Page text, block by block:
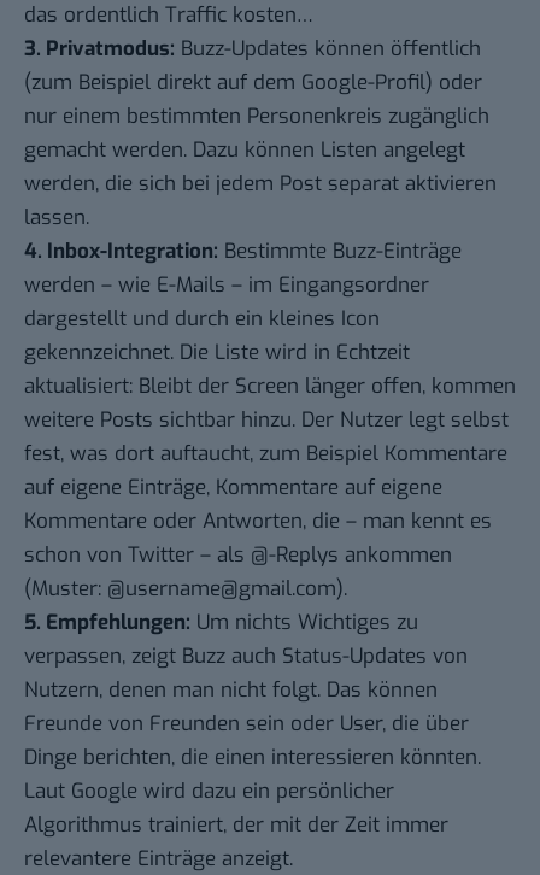
das ordentlich Traffic kosten…
3. Privatmodus: Buzz-Updates können öffentlich
(zum Beispiel direkt auf dem Google-Profil) oder
nur einem bestimmten Personenkreis zugänglich
gemacht werden. Dazu können Listen angelegt
werden, die sich bei jedem Post separat aktivieren
lassen.
4. Inbox-Integration: Bestimmte Buzz-Einträge
werden – wie E-Mails – im Eingangsordner
dargestellt und durch ein kleines Icon
gekennzeichnet. Die Liste wird in Echtzeit
aktualisiert: Bleibt der Screen länger offen, kommen
weitere Posts sichtbar hinzu. Der Nutzer legt selbst
fest, was dort auftaucht, zum Beispiel Kommentare
auf eigene Einträge, Kommentare auf eigene
Kommentare oder Antworten, die – man kennt es
schon von Twitter – als @-Replys ankommen
(Muster: @username@gmail.com).
5. Empfehlungen: Um nichts Wichtiges zu
verpassen, zeigt Buzz auch Status-Updates von
Nutzern, denen man nicht folgt. Das können
Freunde von Freunden sein oder User, die über
Dinge berichten, die einen interessieren könnten.
Laut Google wird dazu ein persönlicher
Algorithmus trainiert, der mit der Zeit immer
relevantere Einträge anzeigt.